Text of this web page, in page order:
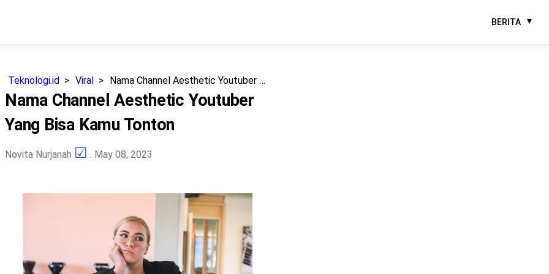
BERITA
Teknologi.id Viral Nama Channel Aesthetic Youtuber Yang Bisa Kamu Tonton
Nama Channel Aesthetic Youtuber
Yang Bisa Kamu Tonton
Novita Nurjanah . May 08, 2023